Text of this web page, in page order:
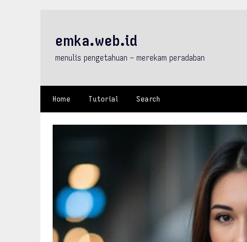
emka.web.id
menulis pengetahuan – merekam peradaban
Home Tutorial Search